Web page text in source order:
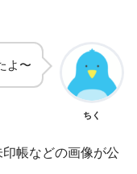
よ〜
ちく
帳などの画像が公